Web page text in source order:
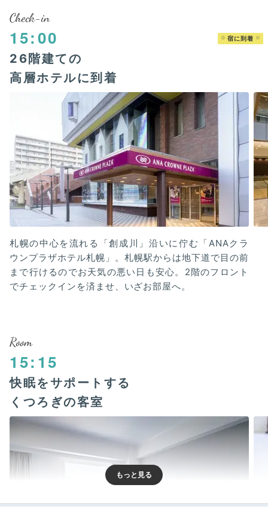
Check-in
15:00 宿に到着
26階建ての
高層ホテルに到着
札幌の中心を流れる「創成川」沿いに佇む「ANAクラ
ウンプラザホテル札幌」。札幌駅からは地下道で目の前
まで行けるのでお天気の悪い日も安心。2階のフロント
でチェックインを済ませ、いざお部屋へ。
Room
15:15
快眠をサポートする
くつろぎの客室